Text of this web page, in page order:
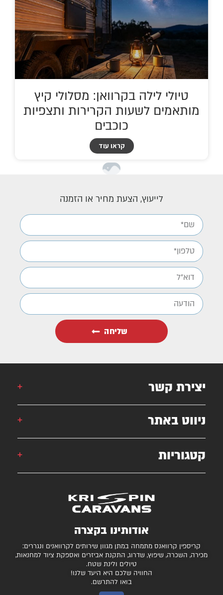
טיולי לילה בקרוואן: מסלולי קיץ
מותאמים לשעות הקרירות ותצפיות
כוכבים
קראו עוד
לייעוץ, הצעת מחיר או הזמנה
שליחה
יצירת קשר
אורן: 052-6868777
krispincaravans@gmail.com
עצמונה 16, אזה"ת מישור אדומים
ניווט באתר
קרוואן
השירותים שלנו
חניונים מומלצים
יצירת קשר
קטגוריות
ציוד ואביזרים נלווים
אודותינו בקצרה
קריספין קרוואנס מתמחה במתן מגוון שירותים לקרוואנים ונגררים:
מכירה, השכרה, שיפוץ, שדרוג, התקנת אביזרים ואספקת ציוד למחנאות,
טיולים ולינת שטח.
החוויה שלכם היא היעד שלנו!
בואו להתרשם.